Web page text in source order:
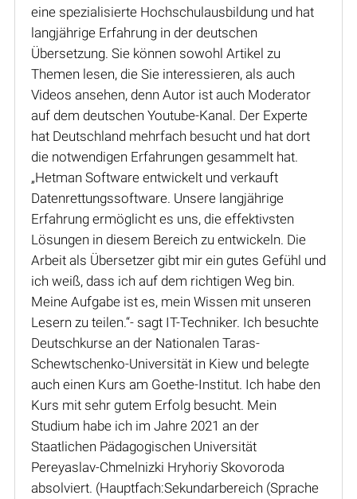
eine spezialisierte Hochschulausbildung und hat
langjährige Erfahrung in der deutschen
Übersetzung. Sie können sowohl Artikel zu
Themen lesen, die Sie interessieren, als auch
Videos ansehen, denn Autor ist auch Moderator
auf dem deutschen Youtube-Kanal. Der Experte
hat Deutschland mehrfach besucht und hat dort
die notwendigen Erfahrungen gesammelt hat.
„Hetman Software entwickelt und verkauft
Datenrettungssoftware. Unsere langjährige
Erfahrung ermöglicht es uns, die effektivsten
Lösungen in diesem Bereich zu entwickeln. Die
Arbeit als Übersetzer gibt mir ein gutes Gefühl und
ich weiß, dass ich auf dem richtigen Weg bin.
Meine Aufgabe ist es, mein Wissen mit unseren
Lesern zu teilen.“- sagt IT-Techniker. Ich besuchte
Deutschkurse an der Nationalen Taras-
Schewtschenko-Universität in Kiew und belegte
auch einen Kurs am Goethe-Institut. Ich habe den
Kurs mit sehr gutem Erfolg besucht. Mein
Studium habe ich im Jahre 2021 an der
Staatlichen Pädagogischen Universität
Pereyaslav-Chmelnizki Hryhoriy Skovoroda
absolviert. (Hauptfach:Sekundarbereich (Sprache